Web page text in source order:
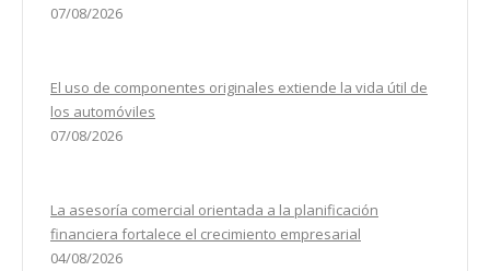
07/08/2026
El uso de componentes originales extiende la vida útil de
los automóviles
07/08/2026
La asesoría comercial orientada a la planificación
financiera fortalece el crecimiento empresarial
04/08/2026